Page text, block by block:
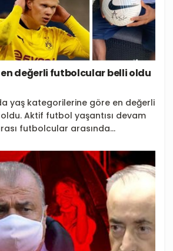
değerli futbolcular belli oldu
yaş kategorilerine göre en değerli
Aktif futbol yaşantısı devam
futbolcular arasında...